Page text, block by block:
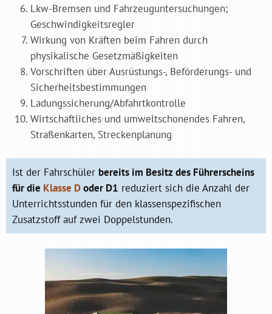
Lkw-Bremsen und Fahrzeuguntersuchungen;
Geschwindigkeitsregler
Wirkung von Kräften beim Fahren durch
physikalische Gesetzmäßigkeiten
Vorschriften über Ausrüstungs-, Beförderungs- und
Sicherheitsbestimmungen
Ladungssicherung/Abfahrtkontrolle
Wirtschaftliches und umweltschonendes Fahren,
Straßenkarten, Streckenplanung
Ist der Fahrschüler bereits im Besitz des Führerscheins
für die Klasse Doder D1 reduziert sich die Anzahl der
Unterrichtsstunden für den klassenspezifischen
Zusatzstoff auf zwei Doppelstunden.